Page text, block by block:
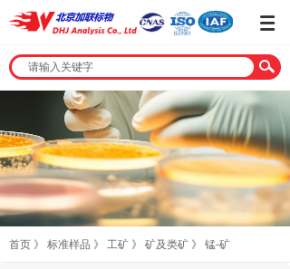
首页 》 标准样品 》 工矿 》 矿及类矿 》 锰-矿